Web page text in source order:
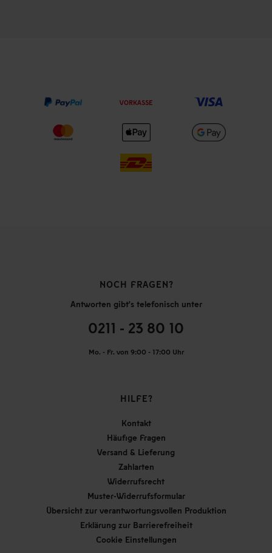
VORKASSE
NOCH FRAGEN?
Antworten gibt's telefonisch unter
0211 - 23 80 10
Mo. - Fr. von 9:00 - 17:00 Uhr
HILFE?
Kontakt
Häufige Fragen
Versand & Lieferung
Zahlarten
Widerrufsrecht
Muster-Widerrufsformular
Übersicht zur verantwortungsvollen Produktion
Erklärung zur Barrierefreiheit
Cookie Einstellungen